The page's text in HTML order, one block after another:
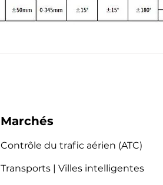
Marchés
Contrôle du trafic aérien (ATC)
Transports | Villes intelligentes